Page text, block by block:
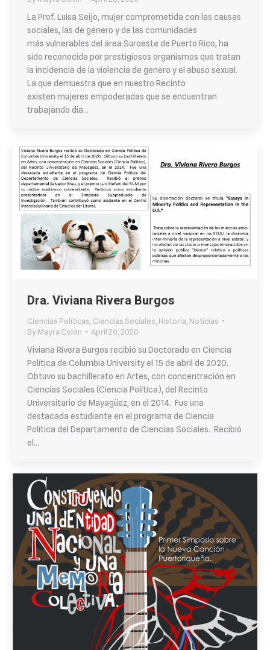
La Prof. Luisa Seijo, mujer comprometida con las causas
sociales, las de género y de las comunidades
más vulnerables del área Suroeste de Puerto Rico, ha
sido reconocida por prestigiosos organismos que tratan
la incidencia de la violencia de genero y el abuso sexual.
La que demuestra que en nuestro Recinto
existen mujeres empoderadas que se encuentran
trabajando dia…
Dra. Viviana Rivera Burgos
Ciencias Políticas Ciencias Sociales Historia Noticias
ByMayra Colón
April 20, 2020
Viviana Rivera Burgos recibió su Doctorado en Ciencia
Política de Columbia University el 15 de abril de 2020.
Obtuvo su bachillerato en Artes, con concentración en
Ciencias Sociales (Ciencia Política), del Recinto
Universitario de Mayagüez, en el 2014. Fue una
destacada estudiante en el programa de Ciencia
Política del Departamento de Ciencias Sociales. Recibió
el…